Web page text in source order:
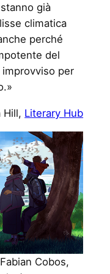
già
climatica
perché
del
per
Hill, Literary Hub
Cobos,